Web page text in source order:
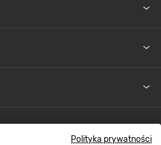
Polityka prywatności